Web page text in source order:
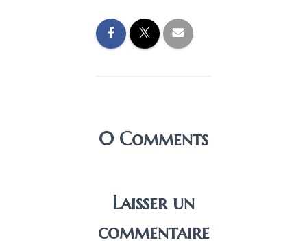
0 Comments
Laisser un
commentaire